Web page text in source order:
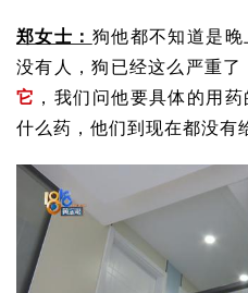
郑女士： 狗他都不知道是
没有人，狗已经这么严重了
它 ，我们问他要具体的用
什么药，他们到现在都没有